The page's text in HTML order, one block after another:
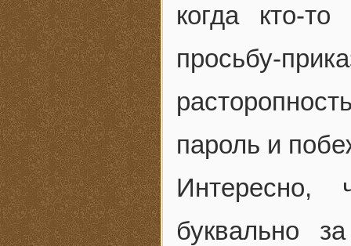
когда кто-
просьбу-
пароль и
буквально